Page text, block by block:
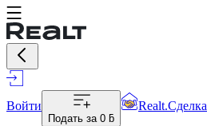
Войти
Подать за 0 ƃ
Realt.Сделка